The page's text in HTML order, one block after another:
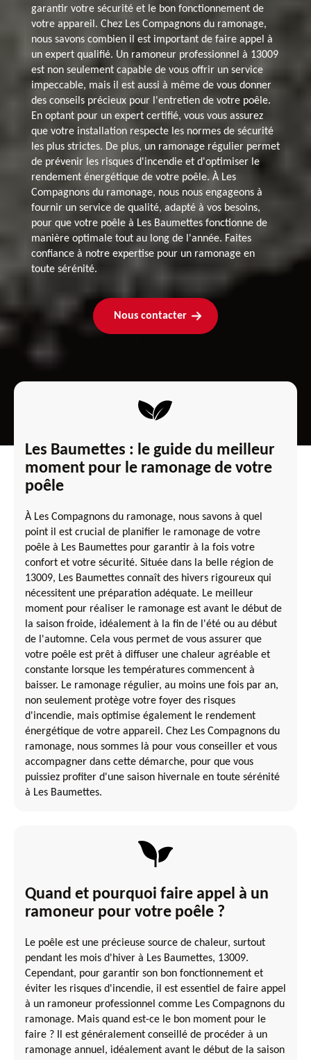
garantir votre sécurité et le bon fonctionnement de
votre appareil. Chez Les Compagnons du ramonage,
nous savons combien il est important de faire appel à
un expert qualifié. Un ramoneur professionnel à 13009
est non seulement capable de vous offrir un service
impeccable, mais il est aussi à même de vous donner
des conseils précieux pour l'entretien de votre poêle.
En optant pour un expert certifié, vous vous assurez
que votre installation respecte les normes de sécurité
les plus strictes. De plus, un ramonage régulier permet
de prévenir les risques d'incendie et d'optimiser le
rendement énergétique de votre poêle. À Les
Compagnons du ramonage, nous nous engageons à
fournir un service de qualité, adapté à vos besoins,
pour que votre poêle à Les Baumettes fonctionne de
manière optimale tout au long de l'année. Faites
confiance à notre expertise pour un ramonage en
toute sérénité.
Nous contacter
Les Baumettes : le guide du meilleur
moment pour le ramonage de votre
poêle
À Les Compagnons du ramonage, nous savons à quel
point il est crucial de planifier le ramonage de votre
poêle à Les Baumettes pour garantir à la fois votre
confort et votre sécurité. Située dans la belle région de
13009, Les Baumettes connaît des hivers rigoureux qui
nécessitent une préparation adéquate. Le meilleur
moment pour réaliser le ramonage est avant le début de
la saison froide, idéalement à la fin de l'été ou au début
de l'automne. Cela vous permet de vous assurer que
votre poêle est prêt à diffuser une chaleur agréable et
constante lorsque les températures commencent à
baisser. Le ramonage régulier, au moins une fois par an,
non seulement protège votre foyer des risques
d'incendie, mais optimise également le rendement
énergétique de votre appareil. Chez Les Compagnons du
ramonage, nous sommes là pour vous conseiller et vous
accompagner dans cette démarche, pour que vous
puissiez profiter d'une saison hivernale en toute sérénité
à Les Baumettes.
Quand et pourquoi faire appel à un
ramoneur pour votre poêle ?
Le poêle est une précieuse source de chaleur, surtout
pendant les mois d'hiver à Les Baumettes, 13009.
Cependant, pour garantir son bon fonctionnement et
éviter les risques d'incendie, il est essentiel de faire appel
à un ramoneur professionnel comme Les Compagnons du
ramonage. Mais quand est-ce le bon moment pour le
faire ? Il est généralement conseillé de procéder à un
ramonage annuel, idéalement avant le début de la saison